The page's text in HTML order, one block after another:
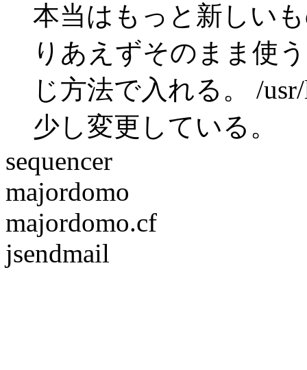
本当はもっと新しい
りあえずそのまま使
じ方法で入れる。 /
少し変更している。
sequencer
majordomo
majordomo.cf
jsendmail